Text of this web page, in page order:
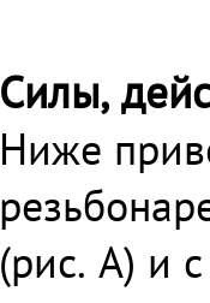
Силы,
Ниже
(рис. А) и